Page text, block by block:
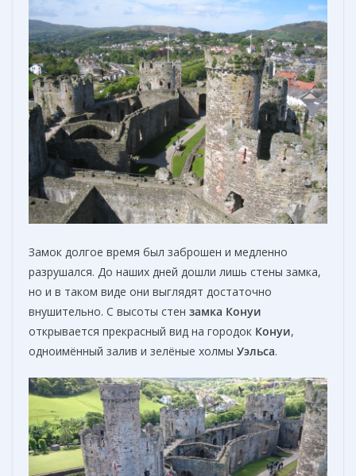
Замок долгое время был заброшен и медленно
разрушался. До наших дней дошли лишь стены замка,
но и в таком виде они выглядят достаточно
внушительно. С высоты стен замка Конуи
открывается прекрасный вид на городок Конуи,
одноимённый залив и зелёные холмы Уэльса.